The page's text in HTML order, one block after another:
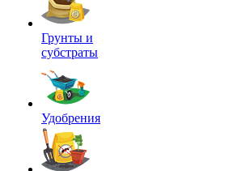
Грунты и
субстраты
Удобрения